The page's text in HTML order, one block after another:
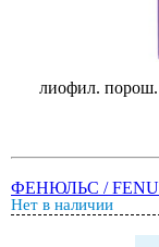
лиофил. порош.
ФЕНЮЛЬС /
Нет в наличии